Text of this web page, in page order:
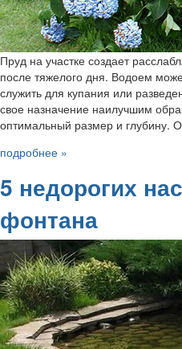
Пруд на участке создает
после тяжелого дня. Водоем
служить для купания или
свое назначение наилучшим
оптимальный размер и глубину.
подробнее »
5 недорогих
фонтана